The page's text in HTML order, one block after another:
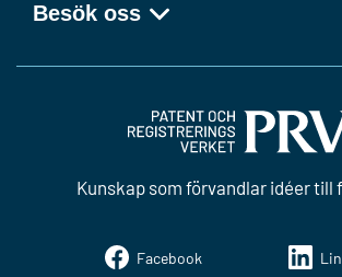
Besök oss
Kunskap som förvandlar idéer till
Facebook